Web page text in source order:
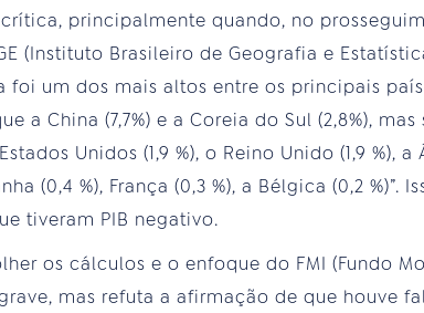
principalmente quando, no
(Instituto Brasileiro de Geografia e
um dos mais altos entre os principais
a China (7,7%) e a Coreia do Sul (2,8%), mas
Unidos (1,9 %), o Reino Unido (1,9 %), a
(0,4 %), França (0,3 %), a Bélgica (0,2 %)”.
tiveram PIB negativo.
os cálculos e o enfoque do FMI (Fundo
mas refuta a afirmação de que houve